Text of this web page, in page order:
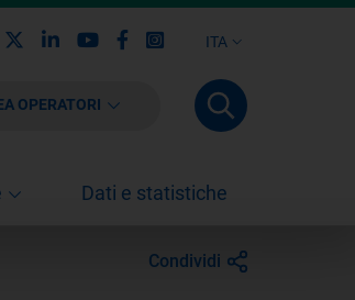
ITA
LinkedinYoutubeFacebook
Instagram
OPERATORI
Dati e statistiche
Condividi